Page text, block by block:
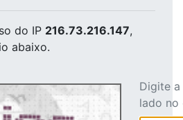
do IP 216.73.216.147,
abaixo.
Digite
lado no